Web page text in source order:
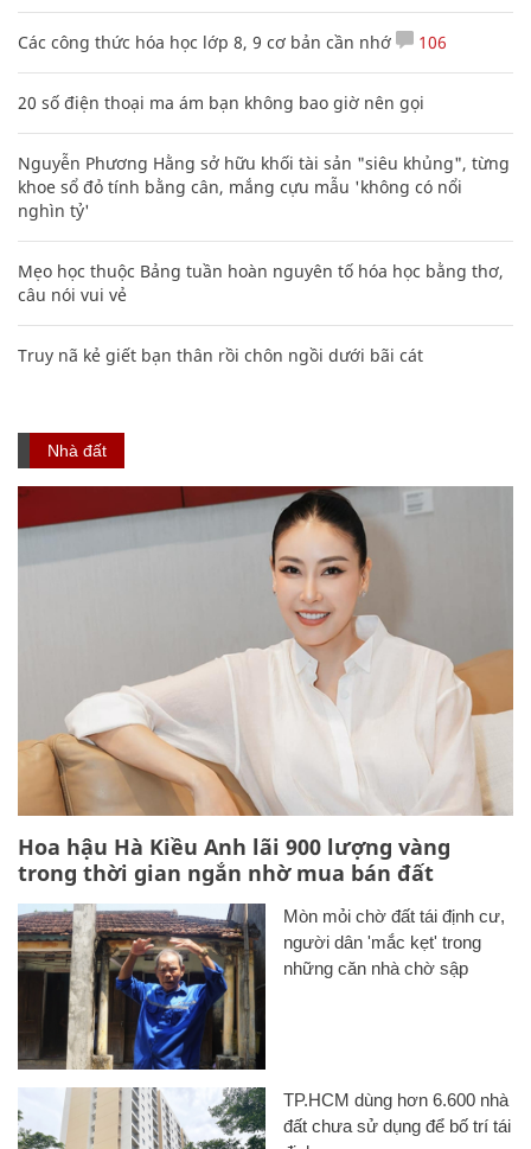
Các công thức hóa học lớp 8, 9 cơ bản cần nhớ 106
20 số điện thoại ma ám bạn không bao giờ nên gọi
Nguyễn Phương Hằng sở hữu khối tài sản "siêu khủng", từng
khoe sổ đỏ tính bằng cân, mắng cựu mẫu 'không có nổi
nghìn tỷ'
Mẹo học thuộc Bảng tuần hoàn nguyên tố hóa học bằng thơ,
câu nói vui vẻ
Truy nã kẻ giết bạn thân rồi chôn ngồi dưới bãi cát
Nhà đất
Hoa hậu Hà Kiều Anh lãi 900 lượng vàng
trong thời gian ngắn nhờ mua bán đất
Mòn mỏi chờ đất tái định cư,
người dân 'mắc kẹt' trong
những căn nhà chờ sập
TP.HCM dùng hơn 6.600 nhà
đất chưa sử dụng để bố trí tái